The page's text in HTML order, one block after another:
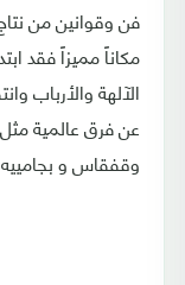
فن وقوانين من
مكاناً مميزاً فقد
الآلهة والأرباب
عن فرق عالمية
وقفقاس و بجامييه